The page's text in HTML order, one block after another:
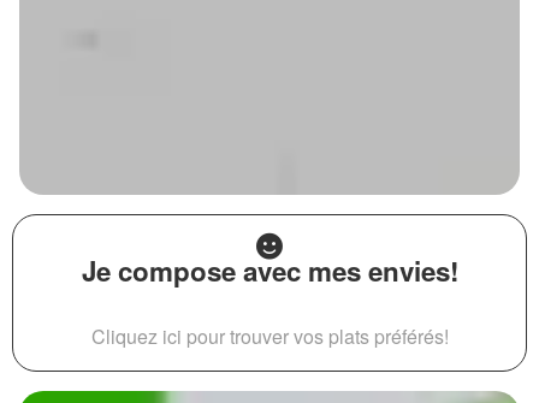
Je compose avec mes envies!
Cliquez ici pour trouver vos plats préférés!